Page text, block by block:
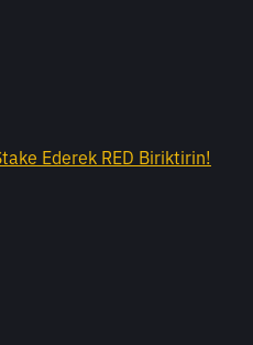
Ederek RED Biriktirin!